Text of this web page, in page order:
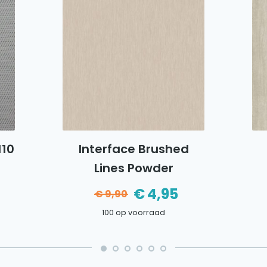
Interface Brushed
Lines Powder
€9,90
Oorspronkelijke
was:
€4,95
Huidige
is:
100 op voorraad